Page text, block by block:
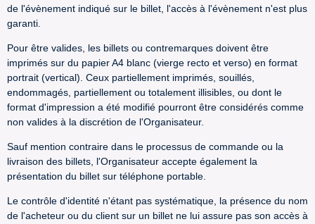
de l'évènement indiqué sur le billet, l'accès à l'évènement n'est plus
garanti.
Pour être valides, les billets ou contremarques doivent être
imprimés sur du papier A4 blanc (vierge recto et verso) en format
portrait (vertical). Ceux partiellement imprimés, souillés,
endommagés, partiellement ou totalement illisibles, ou dont le
format d'impression a été modifié pourront être considérés comme
non valides à la discrétion de l'Organisateur.
Sauf mention contraire dans le processus de commande ou la
livraison des billets, l'Organisateur accepte également la
présentation du billet sur téléphone portable.
Le contrôle d'identité n'étant pas systématique, la présence du nom
de l'acheteur ou du client sur un billet ne lui assure pas son accès à